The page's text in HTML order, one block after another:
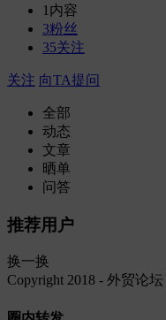
1 内容
3粉丝
35关注
关注 向TA提问
全部
动态
文章
晒单
问答
推荐用户
换一换
Copyright 2018 - 外贸论